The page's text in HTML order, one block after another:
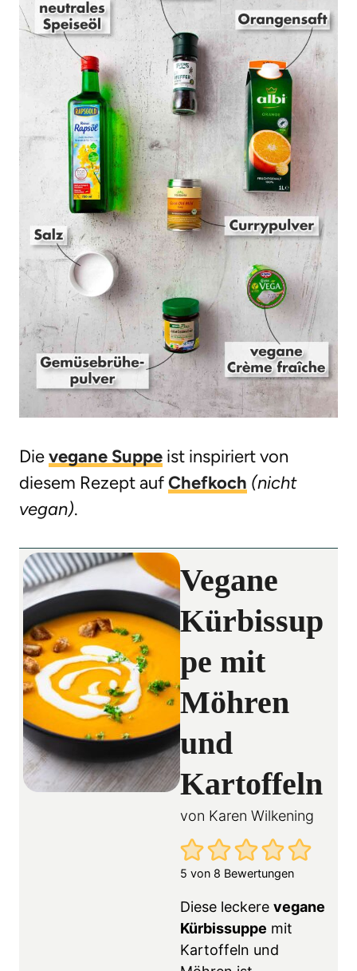
Dievegane Suppe ist inspiriert von
diesem Rezept aufChefkoch (nicht
vegan).
Vegane
Kürbissup
pe mit
Möhren
und
Kartoffeln
von Karen Wilkening
5 von 8 Bewertungen
Diese leckerevegane
Kürbissuppe mit
Kartoffeln und